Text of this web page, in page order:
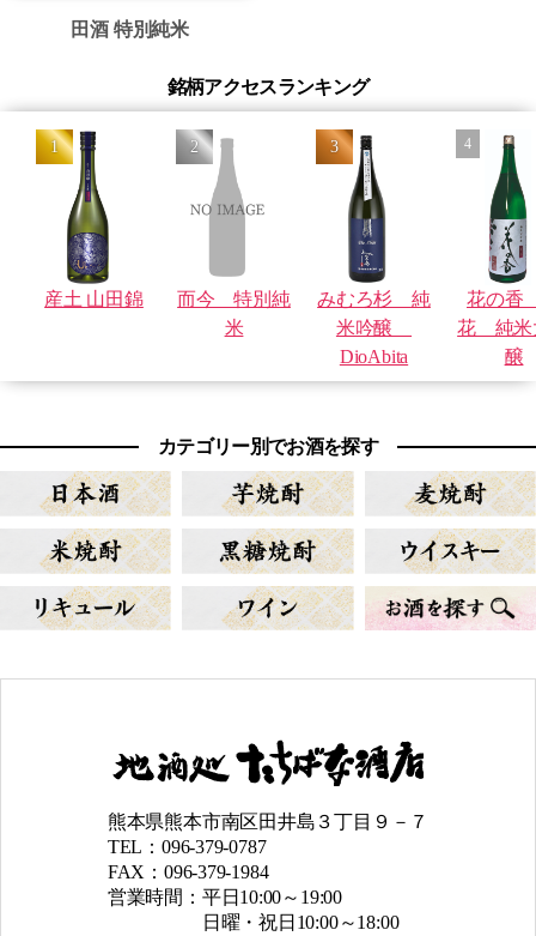
田酒 特別純米
銘柄アクセスランキング
産土 山田錦
而今 特別純
米
みむろ杉 純
米吟醸
DioAbita
花の
花 純米
醸
カテゴリー別でお酒を探す
熊本県熊本市南区田井島３丁目９－７
TEL：096-379-0787
FAX：096-379-1984
営業時間：平日10:00～19:00
日曜・祝日10:00～18:00